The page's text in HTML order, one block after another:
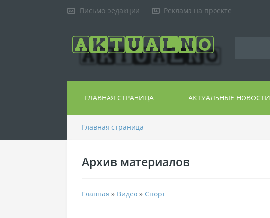
Письмо редакции Реклама на проекте
ГЛАВНАЯ СТРАНИЦА АКТУАЛЬНЫЕ НОВОСТИ
Главная страница
Архив материалов
Главная » Видео » Спорт